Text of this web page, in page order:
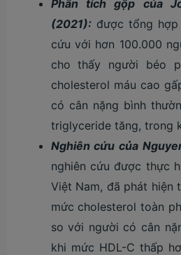
Phân tích gộp của
(2021):được tổng hợp
cứu với hơn 100.000
cho thấy người béo
cholesterol máu cao
có cân nặng bình
triglyceride tăng, trong
Nghiên cứu của
nghiên cứu được thực
Việt Nam, đã phát hiện
mức cholesterol toàn
so với người có cân
khi mức HDL-C thấp